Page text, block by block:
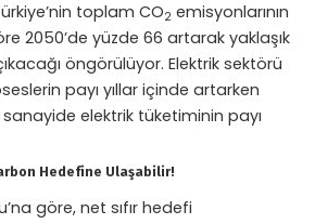
toplam CO2 emisyonlarının
2050’de yüzde 66 artarak yaklaşık
öngörülüyor. Elektrik sektörü
payı yıllar içinde artarken
elektrik tüketiminin payı
Hedefine Ulaşabilir!
göre, net sıfır hedefi